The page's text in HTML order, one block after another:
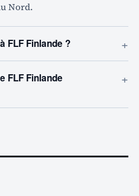
Nord.
FLF Finlande ? +
FLF Finlande
+